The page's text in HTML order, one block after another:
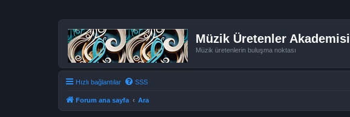
Müzik Üretenler Akademisi
Müzik üretenlerin buluşma noktası
Hızlı bağlantılar SSS
Forum ana sayfa Ara